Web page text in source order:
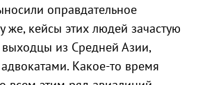
оправдательное
же, кейсы этих людей зачастую
выходцы из Средней Азии,
Какое-то время